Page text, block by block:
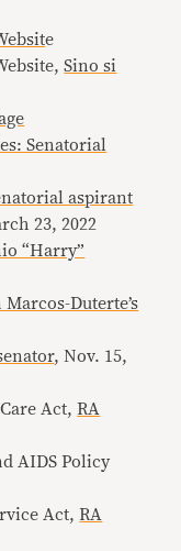
e
Sino si
Senatorial
aspirant
23, 2022
“Harry”
Duterte’s
, Nov. 15,
Act,RA
AIDS Policy
Act,RA